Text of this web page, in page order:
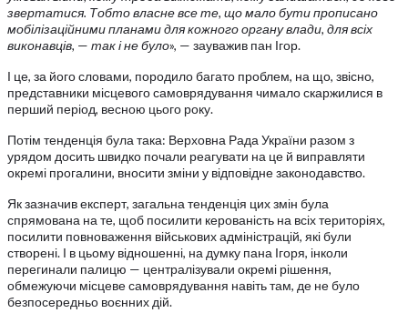
звертатися. Тобто власне все те, що мало бути прописано
мобілізаційними планами для кожного органу влади, для всіх
виконавців, — так і не було», — зауважив пан Ігор.
І це, за його словами, породило багато проблем, на що, звісно,
представники місцевого самоврядування чимало скаржилися в
перший період, весною цього року.
Потім тенденція була така: Верховна Рада України разом з
урядом досить швидко почали реагувати на це й виправляти
окремі прогалини, вносити зміни у відповідне законодавство.
Як зазначив експерт, загальна тенденція цих змін була
спрямована на те, щоб посилити керованість на всіх територіях,
посилити повноваження військових адміністрацій, які були
створені. І в цьому відношенні, на думку пана Ігоря, інколи
перегинали палицю — централізували окремі рішення,
обмежуючи місцеве самоврядування навіть там, де не було
безпосередньо воєнних дій.